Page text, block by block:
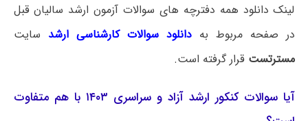
لینک دانلود همه دفترچه های سوالات آزمون ارشد سالیان قبل
در صفحه مربوط به دانلود سوالات کارشناسی ارشد سایت
مسترتست قرار گرفته است.
آیا سوالات کنکور ارشد آزاد و سراسری ۱۴۰۳ با هم متفاوت